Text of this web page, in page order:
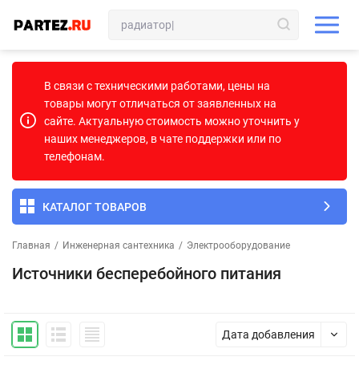
В связи с техническими работами, цены на
товары могут отличаться от заявленных на
сайте. Актуальную стоимость можно уточнить у
наших менеджеров, в чате поддержки или по
телефонам.
КАТАЛОГ ТОВАРОВ
Главная / Инженерная сантехника / Электрооборудование
Источники бесперебойного питания
Дата добавления